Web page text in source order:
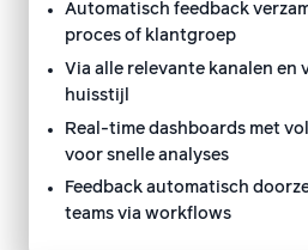
Automatisch feedback
proces of klantgroep
Via alle relevante kanalen en
huisstijl
Real-time dashboards met
voor snelle analyses
Feedback automatisch
teams via workflows